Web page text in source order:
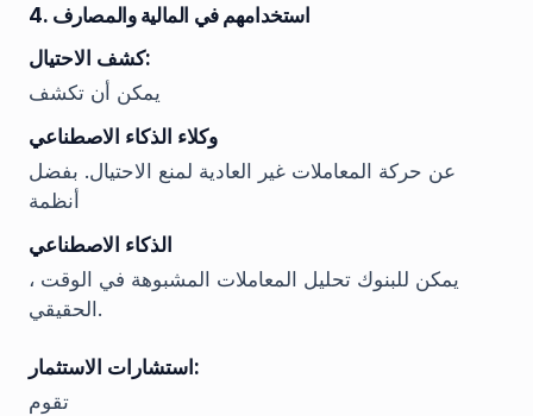
4. استخدامهم في المالية والمصارف
كشف الاحتيال:
يمكن أن تكشف
وكلاء الذكاء الاصطناعي
عن حركة المعاملات غير العادية لمنع الاحتيال. بفضل
أنظمة
الذكاء الاصطناعي
، يمكن للبنوك تحليل المعاملات المشبوهة في الوقت
الحقيقي.
استشارات الاستثمار:
تقوم